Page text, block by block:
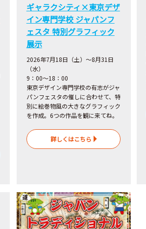
ギャラクシティ×東京デザ
イン専門学校 ジャパンフ
ェスタ 特別グラフィック
展示
2026年7月18日（土）～8月31日
（水）
9：00～18：00
東京デザイン専門学校の有志がジャ
パンフェスタの催しに合わせて、特
別に絵巻物風の大きなグラフィック
を作成。6つの作品を観に来てね。
詳しくはこちら